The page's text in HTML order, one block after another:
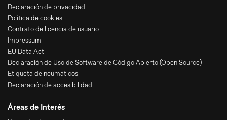
Declaración de privacidad
Política de cookies
Contrato de licencia de usuario
Impressum
EU Data Act
Declaración de Uso de Software de Código Abierto (Open Source)
Etiqueta de neumáticos
Declaración de accesibilidad
Áreas de Interés